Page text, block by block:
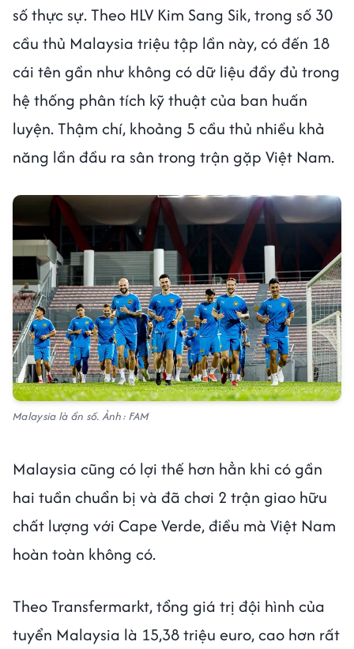
số thực sự. Theo HLV Kim Sang Sik, trong số 30
cầu thủ Malaysia triệu tập lần này, có đến 18
cái tên gần như không có dữ liệu đầy đủ trong
hệ thống phân tích kỹ thuật của ban huấn
luyện. Thậm chí, khoảng 5 cầu thủ nhiều khả
năng lần đầu ra sân trong trận gặp Việt Nam.
Malaysia là ẩn số. Ảnh: FAM
Malaysia cũng có lợi thế hơn hẳn khi có gần
hai tuần chuẩn bị và đã chơi 2 trận giao hữu
chất lượng với Cape Verde, điều mà Việt Nam
hoàn toàn không có.
Theo Transfermarkt, tổng giá trị đội hình của
tuyển Malaysia là 15,38 triệu euro, cao hơn rất